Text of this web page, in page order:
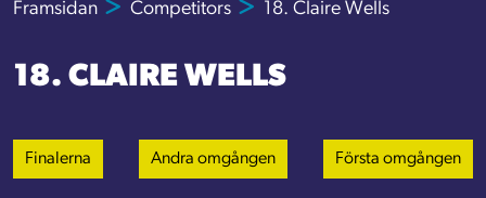
Framsidan Competitors 18. Claire Wells
18. CLAIRE WELLS
Finalerna Andra omgången Första omgången